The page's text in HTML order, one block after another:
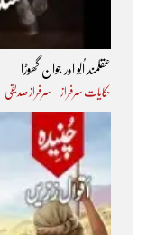
عقلمند اُلّو اور جوان گھوڑا
حکایات سرفراز سرفراز صدیقی